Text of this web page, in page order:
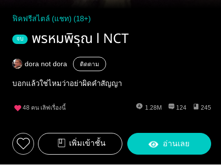
ฟิคฟรีสไตล์ (แชท) (18+)
จบ พรหมพิรุณ l NCT
dora not dora ติดตาม
บอกแล้วใช่ไหมว่าอย่าผิดคำสัญญา
48 คน เลิฟเรื่องนี้ 1.28M 124 245
เพิ่มเข้าชั้น อ่านเลย